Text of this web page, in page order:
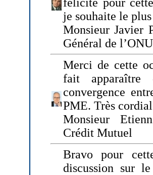
je souhaite le
Monsieur Javier
Général de
Merci de cette
fait apparaître
convergence
PME. Très
Monsieur
Crédit Mutuel
Bravo pour
discussion sur